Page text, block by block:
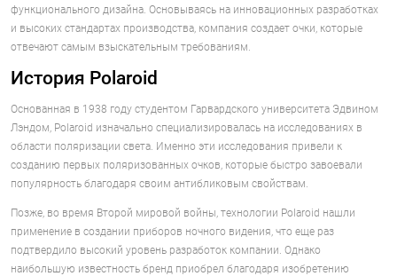
функционального дизайна. Основываясь на инновационных разработках
и высоких стандартах производства, компания создает очки, которые
отвечают самым взыскательным требованиям.
История Polaroid
Основанная в 1938 году студентом Гарвардского университета Эдвином
Лэндом, Polaroid изначально специализировалась на исследованиях в
области поляризации света. Именно эти исследования привели к
созданию первых поляризованных очков, которые быстро завоевали
популярность благодаря своим антибликовым свойствам.
Позже, во время Второй мировой войны, технологии Polaroid нашли
применение в создании приборов ночного видения, что еще раз
подтвердило высокий уровень разработок компании. Однако
наибольшую известность бренд приобрел благодаря изобретению